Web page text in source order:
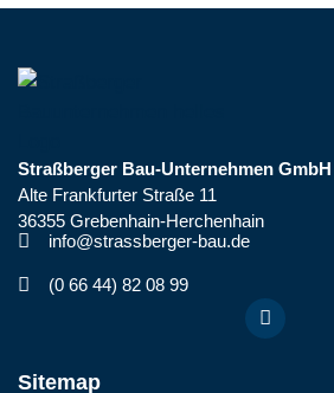
Straßberger Bau-Unternehmen GmbH
Alte Frankfurter Straße 11
36355 Grebenhain-Herchenhain
info@strassberger-bau.de
(0 66 44) 82 08 99
Sitemap